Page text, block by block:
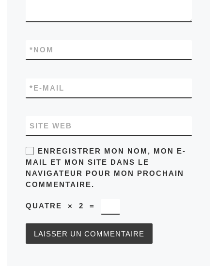
NOM
*
E-MAIL
*
SITE WEB
ENREGISTRER MON NOM, MON E-
MAIL ET MON SITE DANS LE
NAVIGATEUR POUR MON PROCHAIN
COMMENTAIRE.
QUATRE × 2 =